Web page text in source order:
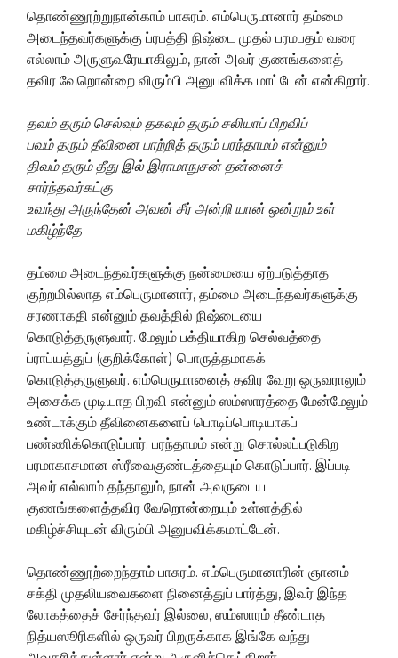
தொண்ணூற்றுநான்காம் பாசுரம். எம்பெருமானார் தம்மை
அடைந்தவர்களுக்கு ப்ரபத்தி நிஷ்டை முதல் பரமபதம் வரை
எல்லாம் அருளுவரேயாகிலும், நான் அவர் குணங்களைத்
தவிர வேறொன்றை விரும்பி அனுபவிக்க மாட்டேன் என்கிறார்.
தவம் தரும் செல்வும் தகவும் தரும் சலியாப் பிறவிப்
பவம் தரும் தீவினை பாற்றித் தரும் பரந்தாமம் என்னும்
திவம் தரும் தீது இல் இராமாநுசன் தன்னைச்
சார்ந்தவர்கட்கு
உவந்து அருந்தேன் அவன் சீர் அன்றி யான் ஒன்றும் உள்
மகிழ்ந்தே
தம்மை அடைந்தவர்களுக்கு நன்மையை ஏற்படுத்தாத
குற்றமில்லாத எம்பெருமானார், தம்மை அடைந்தவர்களுக்கு
சரணாகதி என்னும் தவத்தில் நிஷ்டையை
கொடுத்தருளுவார். மேலும் பக்தியாகிற செல்வத்தை
ப்ராப்யத்துப் (குறிக்கோள்) பொருத்தமாகக்
கொடுத்தருளுவர். எம்பெருமானைத் தவிர வேறு ஒருவராலும்
அசைக்க முடியாத பிறவி என்னும் ஸம்ஸாரத்தை மேன்மேலும்
உண்டாக்கும் தீவினைகளைப் பொடிப்பொடியாகப்
பண்ணிக்கொடுப்பார். பரந்தாமம் என்று சொல்லப்படுகிற
பரமாகாசமான ஸ்ரீவைகுண்டத்தையும் கொடுப்பார். இப்படி
அவர் எல்லாம் தந்தாலும், நான் அவருடைய
குணங்களைத்தவிர வேறொன்றையும் உள்ளத்தில்
மகிழ்ச்சியுடன் விரும்பி அனுபவிக்கமாட்டேன்.
தொண்ணூற்றைந்தாம் பாசுரம். எம்பெருமானாரின் ஞானம்
சக்தி முதலியவைகளை நினைத்துப் பார்த்து, இவர் இந்த
லோகத்தைச் சேர்ந்தவர் இல்லை, ஸம்ஸாரம் தீண்டாத
நித்யஸூரிகளில் ஒருவர் பிறருக்காக இங்கே வந்து